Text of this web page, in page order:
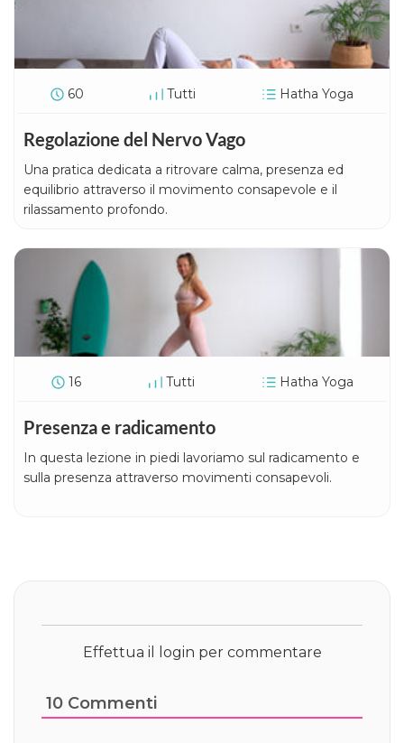
60 Tutti Hatha Yoga
Regolazione del Nervo Vago
Una pratica dedicata a ritrovare calma, presenza ed
equilibrio attraverso il movimento consapevole e il
rilassamento profondo.
16 Tutti Hatha Yoga
Presenza e radicamento
In questa lezione in piedi lavoriamo sul radicamento e
sulla presenza attraverso movimenti consapevoli.
Effettua il login per commentare
10 Commenti